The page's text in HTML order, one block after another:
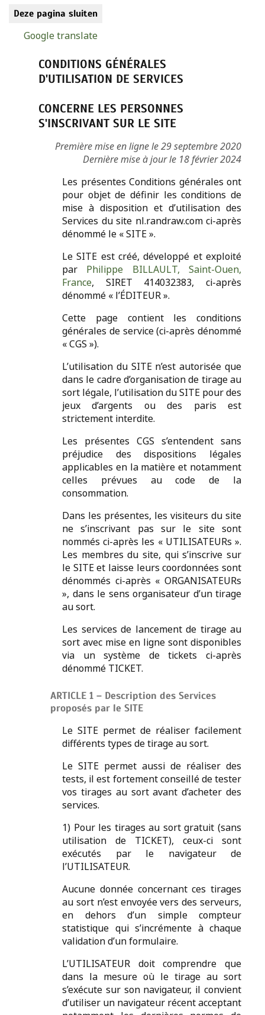
Deze pagina sluiten
Google translate
CONDITIONS GÉNÉRALES
D'UTILISATION DE SERVICES
CONCERNE LES PERSONNES
S'INSCRIVANT SUR LE SITE
Première mise en ligne le 29 septembre 2020
Dernière mise à jour le 18 février 2024
Les présentes Conditions générales ont
pour objet de définir les conditions de
mise à disposition et d’utilisation des
Services du site nl.randraw.com ci-après
dénommé le « SITE ».
Le SITE est créé, développé et exploité
par Philippe BILLAULT, Saint-Ouen,
France, SIRET 414032383, ci-après
dénommé « l’ÉDITEUR ».
Cette page contient les conditions
générales de service (ci-après dénommé
« CGS »).
L’utilisation du SITE n’est autorisée que
dans le cadre d’organisation de tirage au
sort légale, l’utilisation du SITE pour des
jeux d’argents ou des paris est
strictement interdite.
Les présentes CGS s’entendent sans
préjudice des dispositions légales
applicables en la matière et notamment
celles prévues au code de la
consommation.
Dans les présentes, les visiteurs du site
ne s’inscrivant pas sur le site sont
nommés ci-après les « UTILISATEURs ».
Les membres du site, qui s’inscrive sur
le SITE et laisse leurs coordonnées sont
dénommés ci-après « ORGANISATEURs
», dans le sens organisateur d’un tirage
au sort.
Les services de lancement de tirage au
sort avec mise en ligne sont disponibles
via un système de tickets ci-après
dénommé TICKET.
ARTICLE 1 – Description des Services
proposés par le SITE
Le SITE permet de réaliser facilement
différents types de tirage au sort.
Le SITE permet aussi de réaliser des
tests, il est fortement conseillé de tester
vos tirages au sort avant d’acheter des
services.
1) Pour les tirages au sort gratuit (sans
utilisation de TICKET), ceux-ci sont
exécutés par le navigateur de
l’UTILISATEUR.
Aucune donnée concernant ces tirages
au sort n’est envoyée vers des serveurs,
en dehors d’un simple compteur
statistique qui s’incrémente à chaque
validation d’un formulaire.
L’UTILISATEUR doit comprendre que
dans la mesure où le tirage au sort
s’exécute sur son navigateur, il convient
d’utiliser un navigateur récent acceptant